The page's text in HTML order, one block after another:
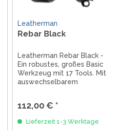
Leatherman
Rebar Black
Leatherman Rebar Black -
Ein robustes, großes Basic
Werkzeug mit 17 Tools. Mit
auswechselbarem
hochwertigem Edelstahl
gewappnet.
112,00 € *
Lieferzeit 1-3 Werktage